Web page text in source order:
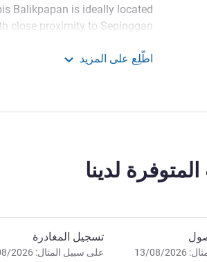
Balikpapan is ideally located
close proximity to Sepinggan
the city and tourist attractions.
Welcome to ibis Balikpapan
business district and just 20
and easy access to shopping
and beaches.
إدارة الفندق Dyah Kristiati LISTIANINGTYAS
اطّلِع على المزيد
المتوفرة لدينا
الفندق
2026
تسجيل المغادرة
على سبيل المثال: 13/08/2026